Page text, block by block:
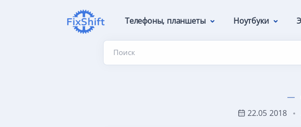
Телефоны, планшеты Ноутбуки
Поиск
22.05 2018